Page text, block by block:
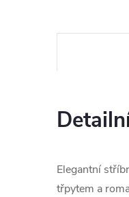
Elegantní
třpytem a